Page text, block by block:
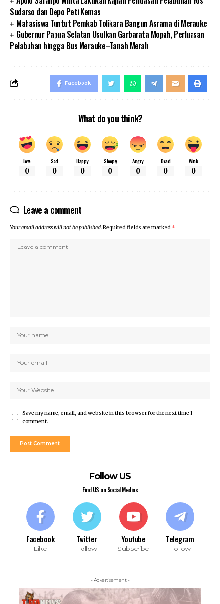
Sudarso dan Depo Peti Kemas
Mahasiswa Tuntut Pemkab Tolikara Bangun Asrama di Merauke
Gubernur Papua Selatan Usulkan Garbarata Mopah, Perluasan
Pelabuhan hingga Bus Merauke–Tanah Merah
Facebook
What do you think?
Love
0
Sad
0
Happy
0
Sleepy
0
Angry
0
Dead
0
Wink
0
Leave a comment
Your email address will not be published.Required fields are marked *
Save my name, email, and website in this browser for the next time I
comment.
Follow US
Find US on Social Medias
Facebook
Like
Twitter
Follow
Youtube
Subscribe
Telegram
Follow
- Advertisement -